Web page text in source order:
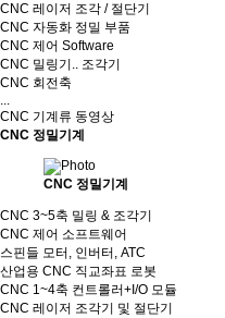
CNC 레이저 조각 / 절단기
CNC 자동화 정밀 부품
CNC 제어 Software
CNC 밀링기.. 조각기
CNC 회전축
...
CNC 기계류 동영상
CNC 정밀기계
CNC 정밀기계
CNC 3~5축 밀링 & 조각기
CNC 제어 소프트웨어
스핀들 모터, 인버터, ATC
산업용 CNC 직교좌표 로봇
CNC 1~4축 컨트롤러+I/O 모듈
CNC 레이저 조각기 및 절단기